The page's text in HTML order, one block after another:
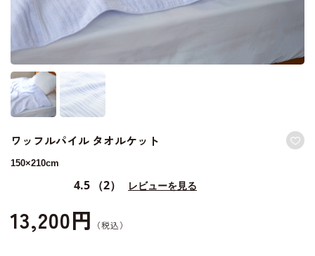
ワッフルパイル タオルケット
150×210cm
4.5 （2） レビューを見る
13,200円